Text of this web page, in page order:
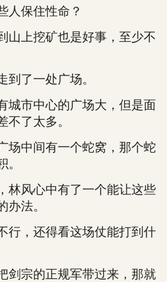
保住性命？
上挖矿也是好事，至少不
了一处广场。
市中心的广场大，但是面
不了太多。
中间有一个蛇窝，那个蛇
。
风心中有了一个能让这些
办法。
，还得看这场仗能打到什
宗的正规军带过来，那就